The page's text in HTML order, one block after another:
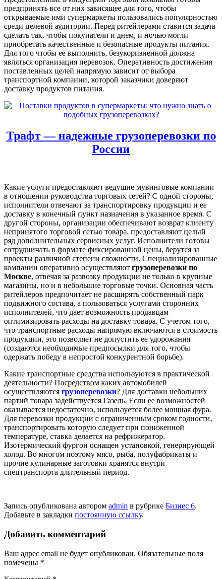
предпринять все от них зависящее для того, чтобы
открываемые ими супермаркеты пользовались популярностью
среди целевой аудитории. Перед ритейлерами ставится задача
сделать так, чтобы покупатели и днем, и ночью могли
приобретать качественные и безопасные продукты питания.
Для того чтобы ее выполнить, безукоризненной должна
являться организация перевозок. Оперативность достижения
поставленных целей напрямую зависит от выбора
транспортной компании, которой заказчики доверяют
доставку продуктов питания.
Трафт — надежные грузоперевозки по
России
Какие услуги предоставляют ведущие мувинговые компании
в отношении руководства торговых сетей? С одной стороны,
исполнители отвечают за транспортировку продукции и ее
доставку в конечный пункт назначения в указанное время. С
другой стороны, организации обеспечивают возврат клиенту
непринятого торговой сетью товара, предоставляют целый
ряд дополнительных сервисных услуг. Исполнители готовы
сотрудничать в формате фиксированной цены, берутся за
проекты различной степени сложности. Специализированные
компании оперативно осуществляют грузоперевозки по
Москве, отвечая за развозку продукции не только в крупные
магазины, но и в небольшие торговые точки. Основная часть
ритейлеров предпочитает не расширять собственный парк
подвижного состава, а пользоваться услугами сторонних
исполнителей, что дает возможность продавцам
оптимизировать расходы на доставку товара. С учетом того,
что транспортные расходы напрямую включаются в стоимость
продукции, это позволяет не допустить ее удорожания
(создаются необходимые предпосылки для того, чтобы
одержать победу в непростой конкурентной борьбе).
Какие транспортные средства используются в практической
деятельности? Посредством каких автомобилей
осуществляются грузоперевозки? Для доставки небольших
партий товара задействуется Газель. Если ее возможностей
оказывается недостаточно, используется более мощная фура.
Для перевозки продукции с ограниченным сроком годности,
транспортировать которую следует при пониженной
температуре, ставка делается на рефрижератор.
Изотермический фургон оснащен установкой, генерирующей
холод. Во многом поэтому мясо, рыба, полуфабрикаты и
прочие кулинарные заготовки хранятся внутри
спецтранспорта длительный период.
Запись опубликована автором admin в рубрике Бизнес 6.
Добавьте в закладки постоянную ссылку.
Добавить комментарий
Ваш адрес email не будет опубликован. Обязательные поля
помечены *